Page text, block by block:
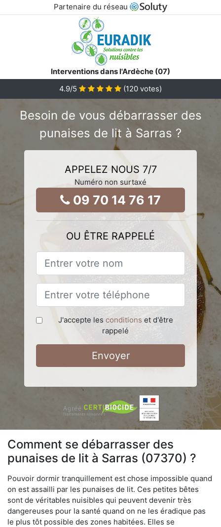
Partenaire du réseau
Interventions dans l'Ardèche (07)
4.9/5 (120 votes)
Besoin de vous débarrasser des
punaises de lit à Sarras ?
APPELEZ NOUS 7/7
Numéro non surtaxé
09 70 14 76 17
OU ÊTRE RAPPELÉ
J'accepte les conditions et d'être
rappelé
Envoyer
Comment se débarrasser des
punaises de lit à Sarras (07370) ?
Pouvoir dormir tranquillement est chose impossible quand
on est assailli par les punaises de lit. Ces petites bêtes
sont de véritables nuisibles qui peuvent devenir très
dangereuses pour la santé quand on ne les éradique pas
le plus tôt possible des zones habitées. Elles se